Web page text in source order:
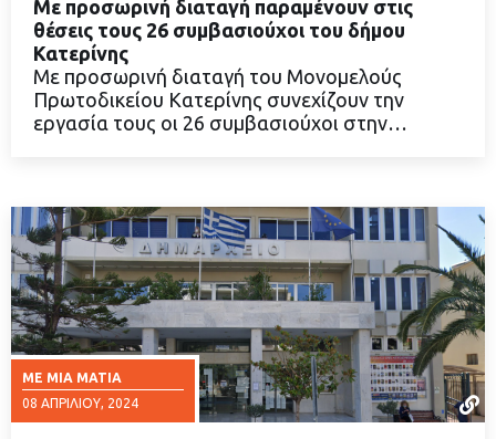
ΔΙΑΒΑΣΤΕ ΠΕΡΙΣΣΟΤΕΡΑ
Με προσωρινή διαταγή παραμένουν στις
θέσεις τους 26 συμβασιούχοι του δήμου
Κατερίνης
Με προσωρινή διαταγή του Μονομελούς
Πρωτοδικείου Κατερίνης συνεχίζουν την
εργασία τους οι 26 συμβασιούχοι στην…
ΜΕ ΜΙΑ ΜΑΤΙΆ
08 ΑΠΡΙΛΊΟΥ, 2024